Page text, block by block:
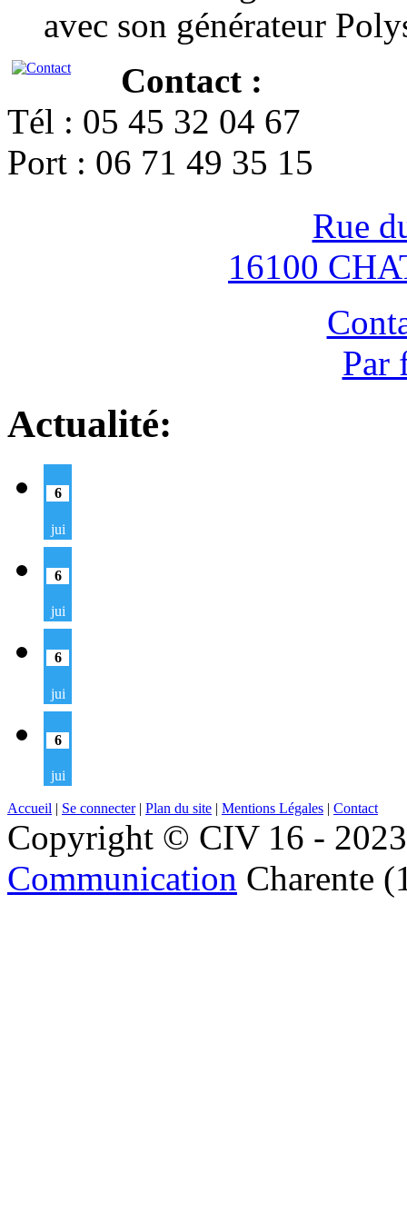
avec son générateur
Contact :
Tél : 05 45 32 04 67
Port : 06 71 49 35 15
Rue
16100
Par
Actualité:
6
jui
6
jui
6
jui
6
jui
Accueil | Se connecter| Plan du site | Mentions Légales | Contact
Copyright © CIV 16 -
Communication Charente